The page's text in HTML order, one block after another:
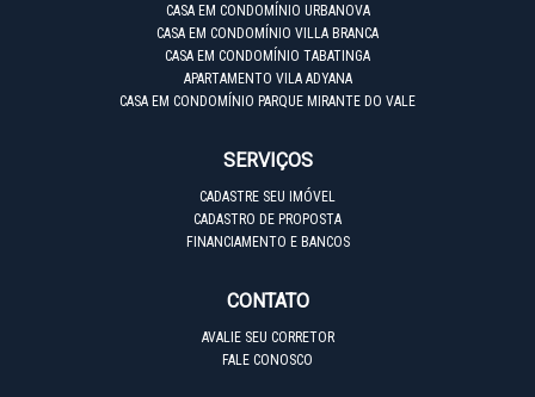
CASA EM CONDOMÍNIO URBANOVA
CASA EM CONDOMÍNIO VILLA BRANCA
CASA EM CONDOMÍNIO TABATINGA
APARTAMENTO VILA ADYANA
CASA EM CONDOMÍNIO PARQUE MIRANTE DO VALE
SERVIÇOS
CADASTRE SEU IMÓVEL
CADASTRO DE PROPOSTA
FINANCIAMENTO E BANCOS
CONTATO
AVALIE SEU CORRETOR
FALE CONOSCO